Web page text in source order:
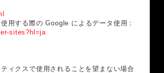
用する際の Google によるデータ使用：
sites?hl=ja
ィクスで使用されることを望まない場合